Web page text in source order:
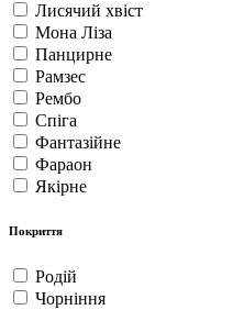
Лисячий хвіст
Мона Ліза
Панцирне
Рамзес
Рембо
Спіга
Фантазійне
Фараон
Якірне
Покриття
Родій
Чорніння